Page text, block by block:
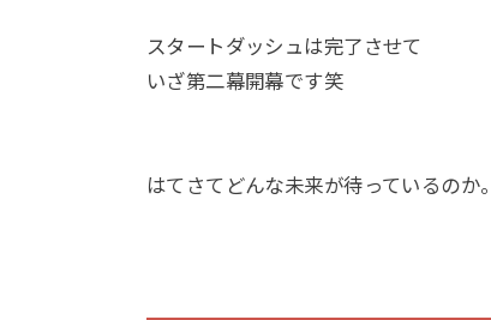
スタートダッシュは完了させて
いざ第二幕開幕です笑
はてさてどんな未来が待っているのか。